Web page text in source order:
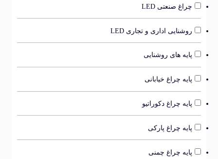
چراغ صنعتی LED
روشنایی اداری و تجاری LED
پایه های روشنایی
پایه چراغ خیابانی
پایه چراغ دکوراتیو
پایه چراغ پارکی
پایه چراغ چمنی